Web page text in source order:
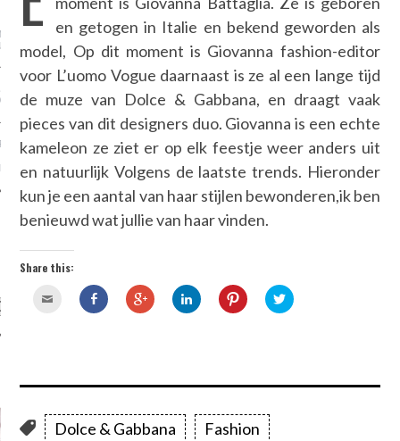
COOLEST COVERUP
WHY YOU SHOULD
YOUR CAFTAN FOR A
86
JULY 4TH
EDITION: THE BEST
ON SALE
CATEGORIES
en getogen in Italie en bekend geworden als
model, Op dit moment is Giovanna fashion-editor
voor L’uomo Vogue daarnaast is ze al een lange tijd
de muze van Dolce & Gabbana, en draagt vaak
pieces van dit designers duo. Giovanna is een echte
kameleon ze ziet er op elk feestje weer anders uit
en natuurlijk Volgens de laatste trends. Hieronder
kun je een aantal van haar stijlen bewonderen,ik ben
benieuwd wat jullie van haar vinden.
Share this:
Dolce & Gabbana
Fashion